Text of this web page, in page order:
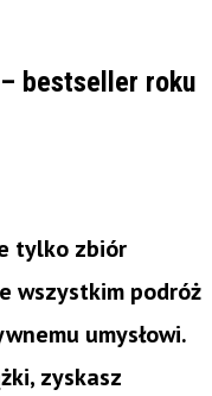
bestseller roku
tylko zbiór
wszystkim podróż
umysłowi.
zyskasz